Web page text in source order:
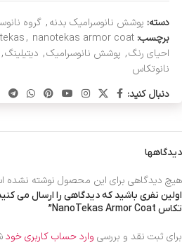
دسته: پوشش نانوسرامیک بدنه, گروه
برچسب:
, nanotekas armor coat
احیای رنگ, پوشش نانوسرامیک, دیتیلینگ,
نانوتکاس
دنبال کنید:
دیدگاهها
هیچ دیدگاهی برای این محصول نوشته نشده
اولین نفری باشید که دیدگاهی را ارسال می
تکاس NanoTekas Armor Coat”
برای ثبت نقد و بررسی وارد حساب کاربری خود